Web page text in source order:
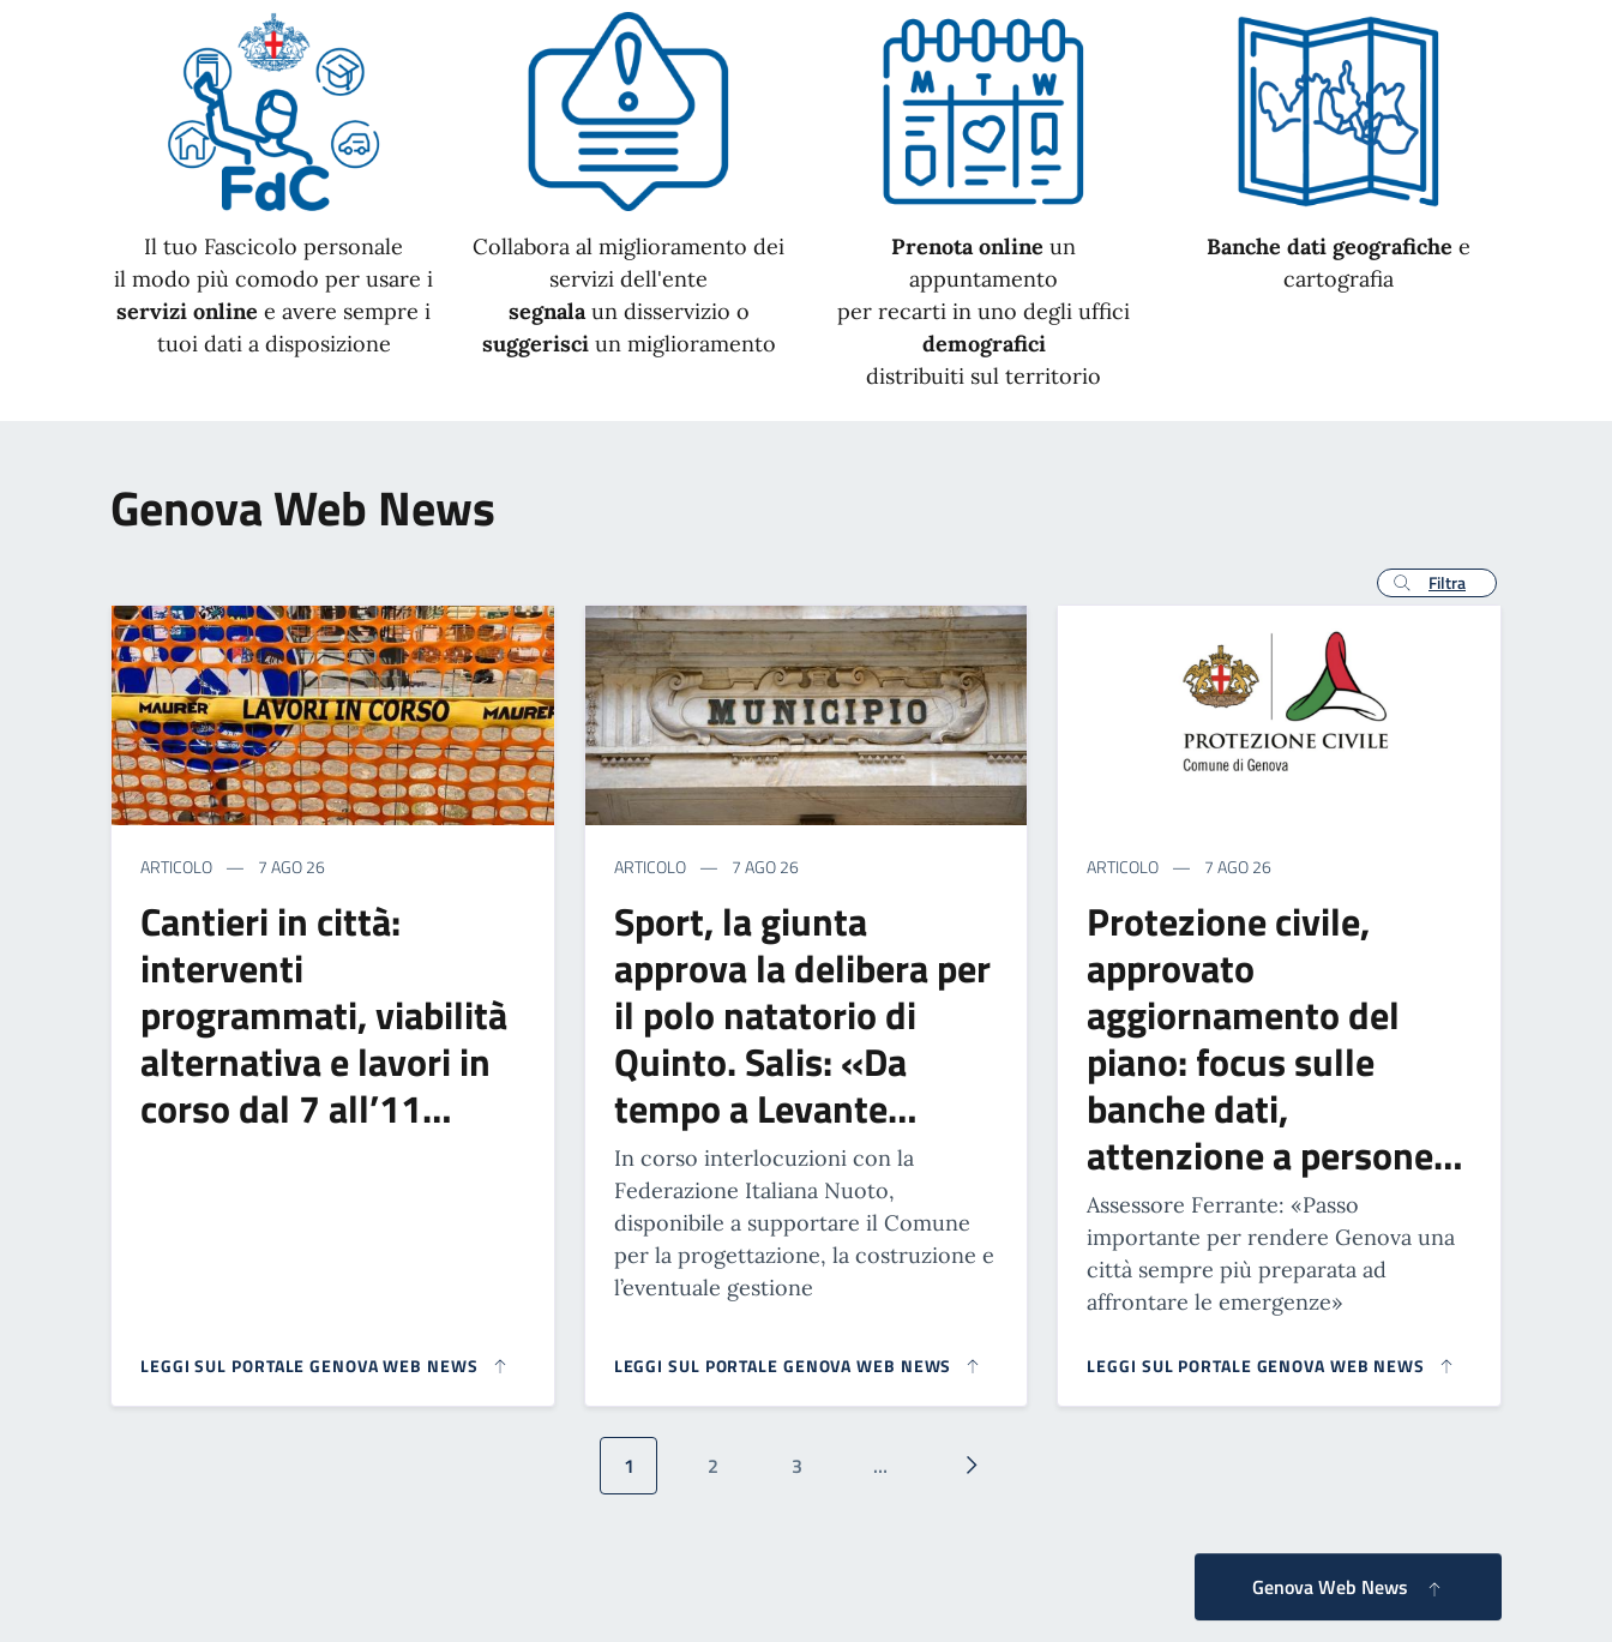
Il tuo Fascicolo personale
il modo più comodo per usare i
servizi online e avere sempre i
tuoi dati a disposizione
Collabora al miglioramento dei
servizi dell'ente
segnalaun disservizio o
suggerisciun miglioramento
Prenota online un
appuntamento
per recarti in uno degli uffici
demografici
distribuiti sul territorio
Banche dati geografiche e
cartografia
Genova Web News
Filtra
ARTICOLO 7 AGO 26
Cantieri in città:
interventi
programmati, viabilità
alternativa e lavori in
corso dal 7 all’11…
LEGGI SUL PORTALE GENOVA WEB NEWS
ARTICOLO 7 AGO 26
Sport, la giunta
approva la delibera per
il polo natatorio di
Quinto. Salis: «Da
tempo a Levante…
In corso interlocuzioni con la
Federazione Italiana Nuoto,
disponibile a supportare il Comune
per la progettazione, la costruzione e
l’eventuale gestione
LEGGI SUL PORTALE GENOVA WEB NEWS
ARTICOLO 7 AGO 26
Protezione civile,
approvato
aggiornamento del
piano: focus sulle
banche dati,
attenzione a persone…
Assessore Ferrante: «Passo
importante per rendere Genova una
città sempre più preparata ad
affrontare le emergenze»
LEGGI SUL PORTALE GENOVA WEB NEWS
Pagina attuale
1 Pagina
2 Pagina
3 … Pagina successiva
Genova Web News